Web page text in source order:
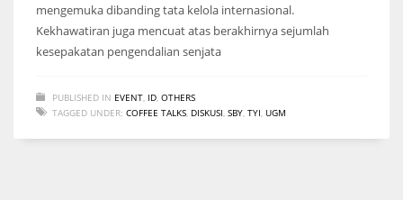
mengemuka dibanding tata kelola internasional.
Kekhawatiran juga mencuat atas berakhirnya sejumlah
kesepakatan pengendalian senjata
PUBLISHED IN EVENT ID OTHERS
TAGGED UNDER: COFFEE TALKS DISKUSI SBY TYI UGM